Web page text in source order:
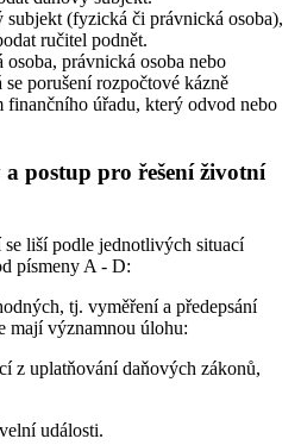
subjekt (fyzická či právnická osoba),
ručitel podnět.
právnická osoba nebo
porušení rozpočtové kázně
finančního úřadu, který odvod nebo
postup pro řešení životní
liší podle jednotlivých situací
písmeny A - D:
tj. vyměření a předepsání
mají významnou úlohu:
z uplatňování daňových zákonů,
události.